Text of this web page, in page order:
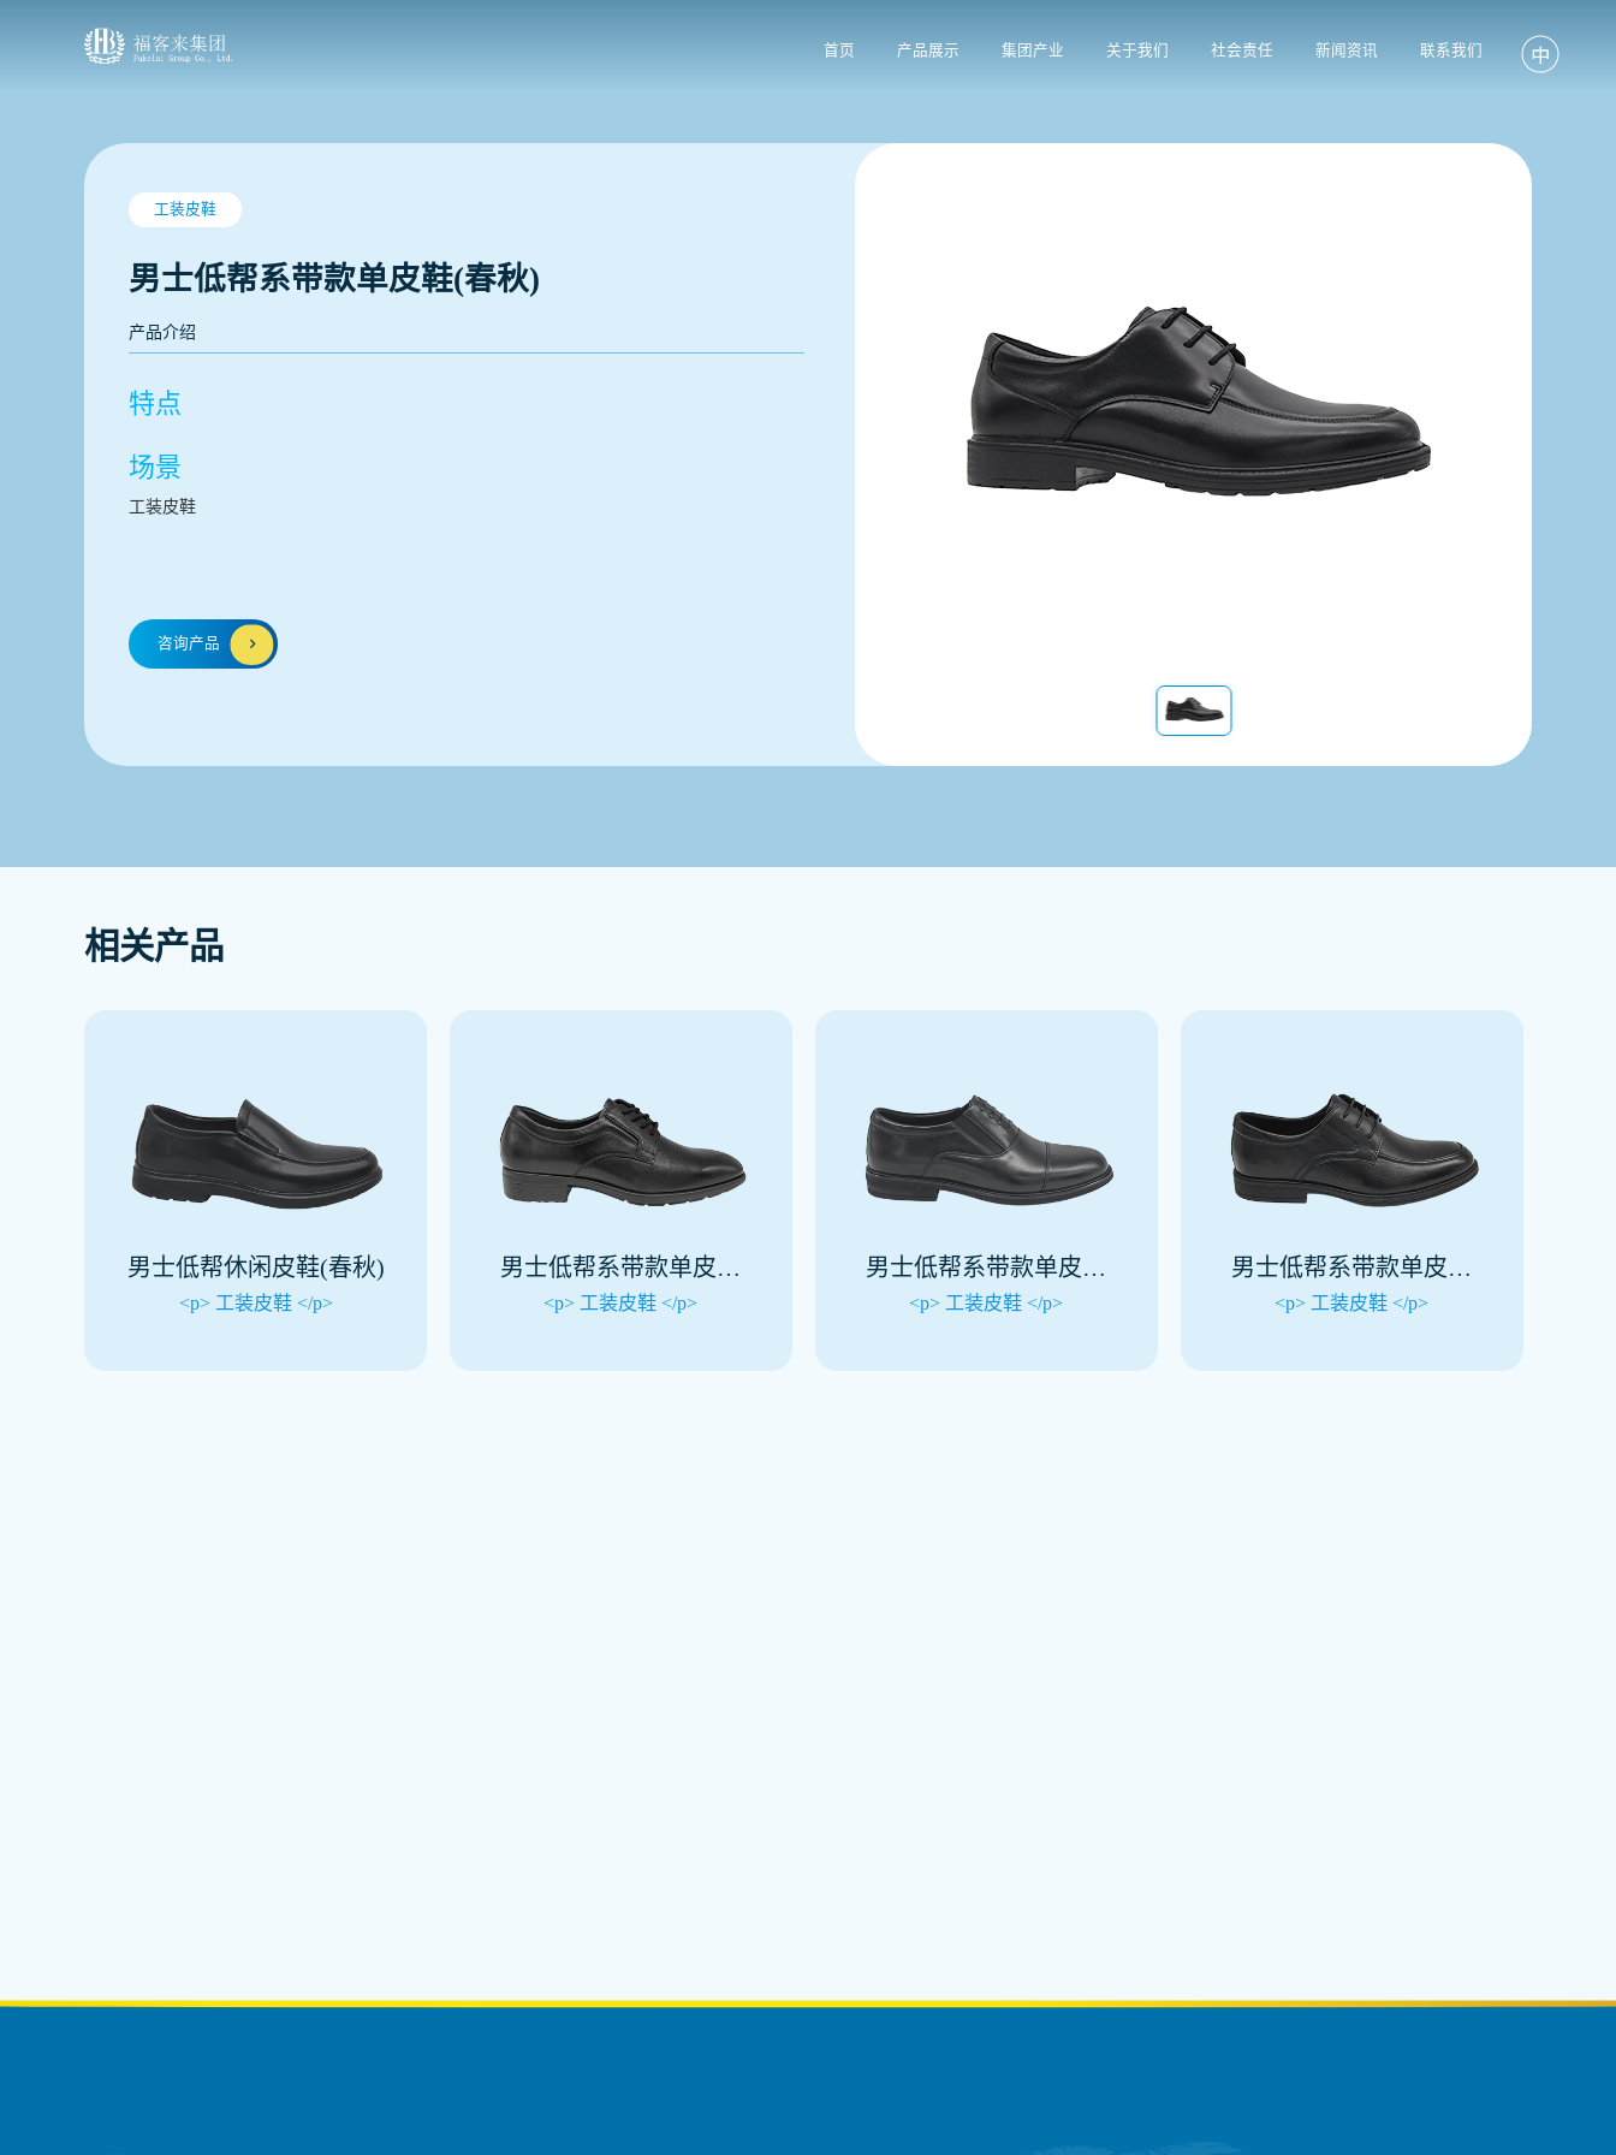
首页 产品展示 集团产业 关于我们 社会责任 新闻资讯 联系我们
工装皮鞋
男士低帮系带款单皮鞋(春秋)
产品介绍
特点
场景
工装皮鞋
咨询产品
咨询产品
相关产品
男士低帮休闲皮鞋(春秋)
<p> 工装皮鞋 </p>
男士低帮系带款单皮鞋
(春秋)
<p> 工装皮鞋 </p>
男士低帮系带款单皮鞋
(春秋)
<p> 工装皮鞋 </p>
男士低帮系带款单皮鞋
(春秋)
<p> 工装皮鞋 </p>